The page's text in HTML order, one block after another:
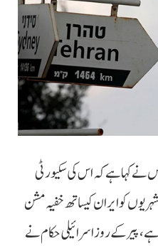
نے کہا ہے کہ اس کی سکیورٹی
کو ایران کیساتھ خفیہ مشن
پیر کے روز اسرائیلی حکام نے